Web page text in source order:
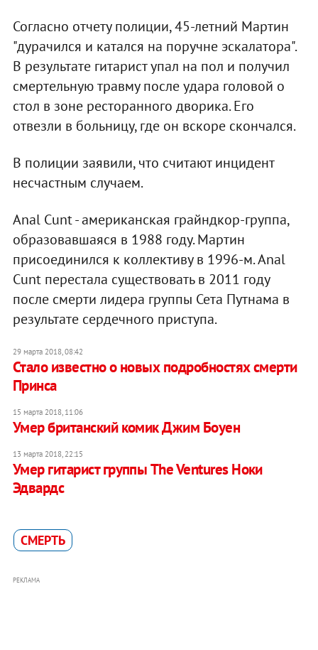
Согласно отчету полиции, 45-летний Мартин
"дурачился и катался на поручне эскалатора".
В результате гитарист упал на пол и получил
смертельную травму после удара головой о
стол в зоне ресторанного дворика. Его
отвезли в больницу, где он вскоре скончался.
В полиции заявили, что считают инцидент
несчастным случаем.
Anal Cunt - американская грайндкор-группа,
образовавшаяся в 1988 году. Мартин
присоединился к коллективу в 1996-м. Anal
Cunt перестала существовать в 2011 году
после смерти лидера группы Сета Путнама в
результате сердечного приступа.
29 марта 2018, 08:42
Стало известно о новых подробностях смерти
Принса
15 марта 2018, 11:06
Умер британский комик Джим Боуен
13 марта 2018, 22:15
Умер гитарист группы The Ventures Ноки
Эдвардс
СМЕРТЬ
РЕКЛАМА